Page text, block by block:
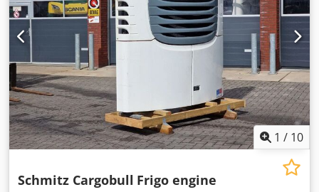
1 / 10
Schmitz Cargobull Frigo engine